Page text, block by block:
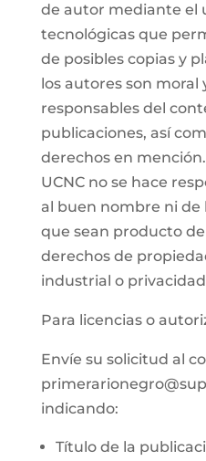
de autor mediante el
tecnológicas que
de posibles copias y
los autores son moral
responsables del
publicaciones, así
derechos en
UCNC no se hace
al buen nombre ni de
que sean producto
derechos de
industrial o
Para licencias o
Envíe su solicitud al
indicando:
Título de la